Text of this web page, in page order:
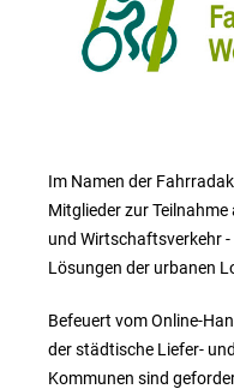
Im Namen der
Mitglieder zur
und Wirtschaftsverkehr
Lösungen der urbanen
Befeuert vom Online-
der städtische Liefer-
Kommunen sind